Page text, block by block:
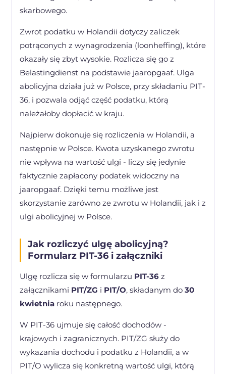
skarbowego.
Zwrot podatku w Holandii dotyczy zaliczek
potrąconych z wynagrodzenia (loonheffing), które
okazały się zbyt wysokie. Rozlicza się go z
Belastingdienst na podstawie jaaropgaaf. Ulga
abolicyjna działa już w Polsce, przy składaniu PIT-
36, i pozwala odjąć część podatku, którą
należałoby dopłacić w kraju.
Najpierw dokonuje się rozliczenia w Holandii, a
następnie w Polsce. Kwota uzyskanego zwrotu
nie wpływa na wartość ulgi - liczy się jedynie
faktycznie zapłacony podatek widoczny na
jaaropgaaf. Dzięki temu możliwe jest
skorzystanie zarówno ze zwrotu w Holandii, jak i z
ulgi abolicyjnej w Polsce.
Jak rozliczyć ulgę abolicyjną?
Formularz PIT-36 i załączniki
Ulgę rozlicza się w formularzu PIT-36 z
załącznikami PIT/ZG i PIT/O, składanym do30
kwietnia roku następnego.
W PIT-36 ujmuje się całość dochodów -
krajowych i zagranicznych. PIT/ZG służy do
wykazania dochodu i podatku z Holandii, a w
PIT/O wylicza się konkretną wartość ulgi, którą